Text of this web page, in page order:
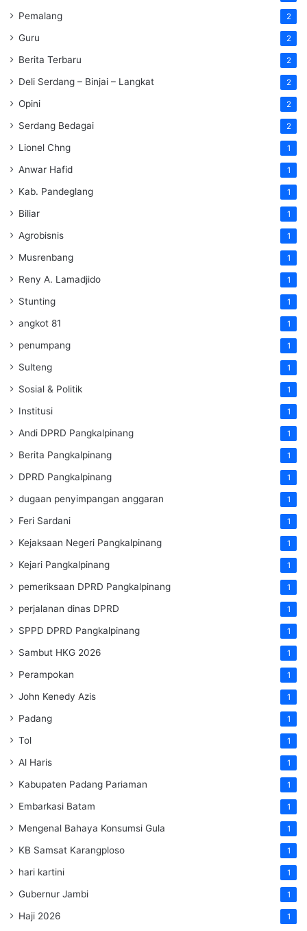
Pemalang 2
Guru 2
Berita Terbaru 2
Deli Serdang – Binjai – Langkat 2
Opini 2
Serdang Bedagai 2
Lionel Chng 1
Anwar Hafid 1
Kab. Pandeglang 1
Biliar 1
Agrobisnis 1
Musrenbang 1
Reny A. Lamadjido 1
Stunting 1
angkot 81 1
penumpang 1
Sulteng 1
Sosial & Politik 1
Institusi 1
Andi DPRD Pangkalpinang 1
Berita Pangkalpinang 1
DPRD Pangkalpinang 1
dugaan penyimpangan anggaran 1
Feri Sardani 1
Kejaksaan Negeri Pangkalpinang 1
Kejari Pangkalpinang 1
pemeriksaan DPRD Pangkalpinang 1
perjalanan dinas DPRD 1
SPPD DPRD Pangkalpinang 1
Sambut HKG 2026 1
Perampokan 1
John Kenedy Azis 1
Padang 1
Tol 1
Al Haris 1
Kabupaten Padang Pariaman 1
Embarkasi Batam 1
Mengenal Bahaya Konsumsi Gula 1
KB Samsat Karangploso 1
hari kartini 1
Gubernur Jambi 1
Haji 2026 1